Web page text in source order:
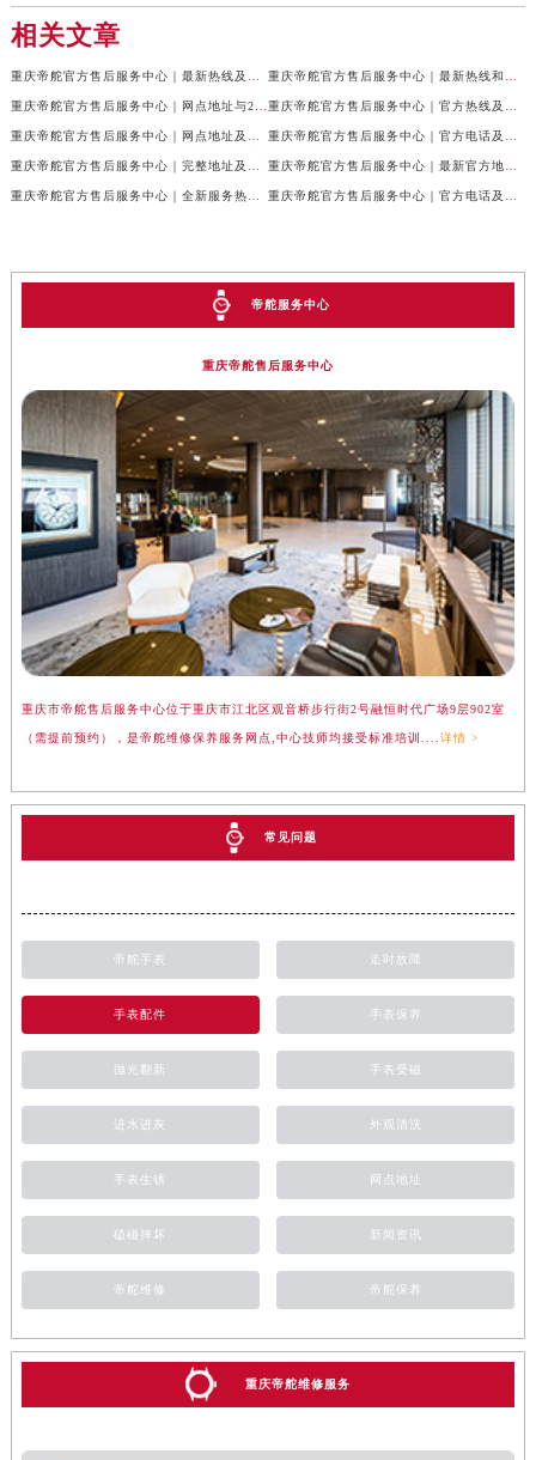
相关文章
帝舵服务中心
重庆帝舵售后服务中心
重庆市帝舵售后服务中心位于重庆市江北区观音桥步行街2号融恒时代广场9层902室
（需提前预约），是帝舵维修保养服务网点,中心技师均接受标准培训.... 详情 >
常见问题
帝舵手表 走时故障
手表配件 手表保养
抛光翻新 手表受磁
进水进灰 外观清洗
手表生锈 网点地址
磕碰摔坏 新闻资讯
帝舵维修 帝舵保养
重庆帝舵维修服务